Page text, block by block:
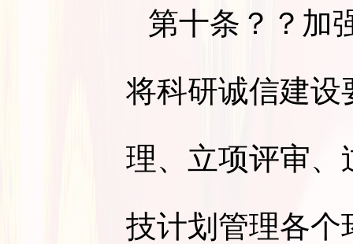
第十条 ？？加
将科研诚信建设
理、立项评审、
技计划管理各个